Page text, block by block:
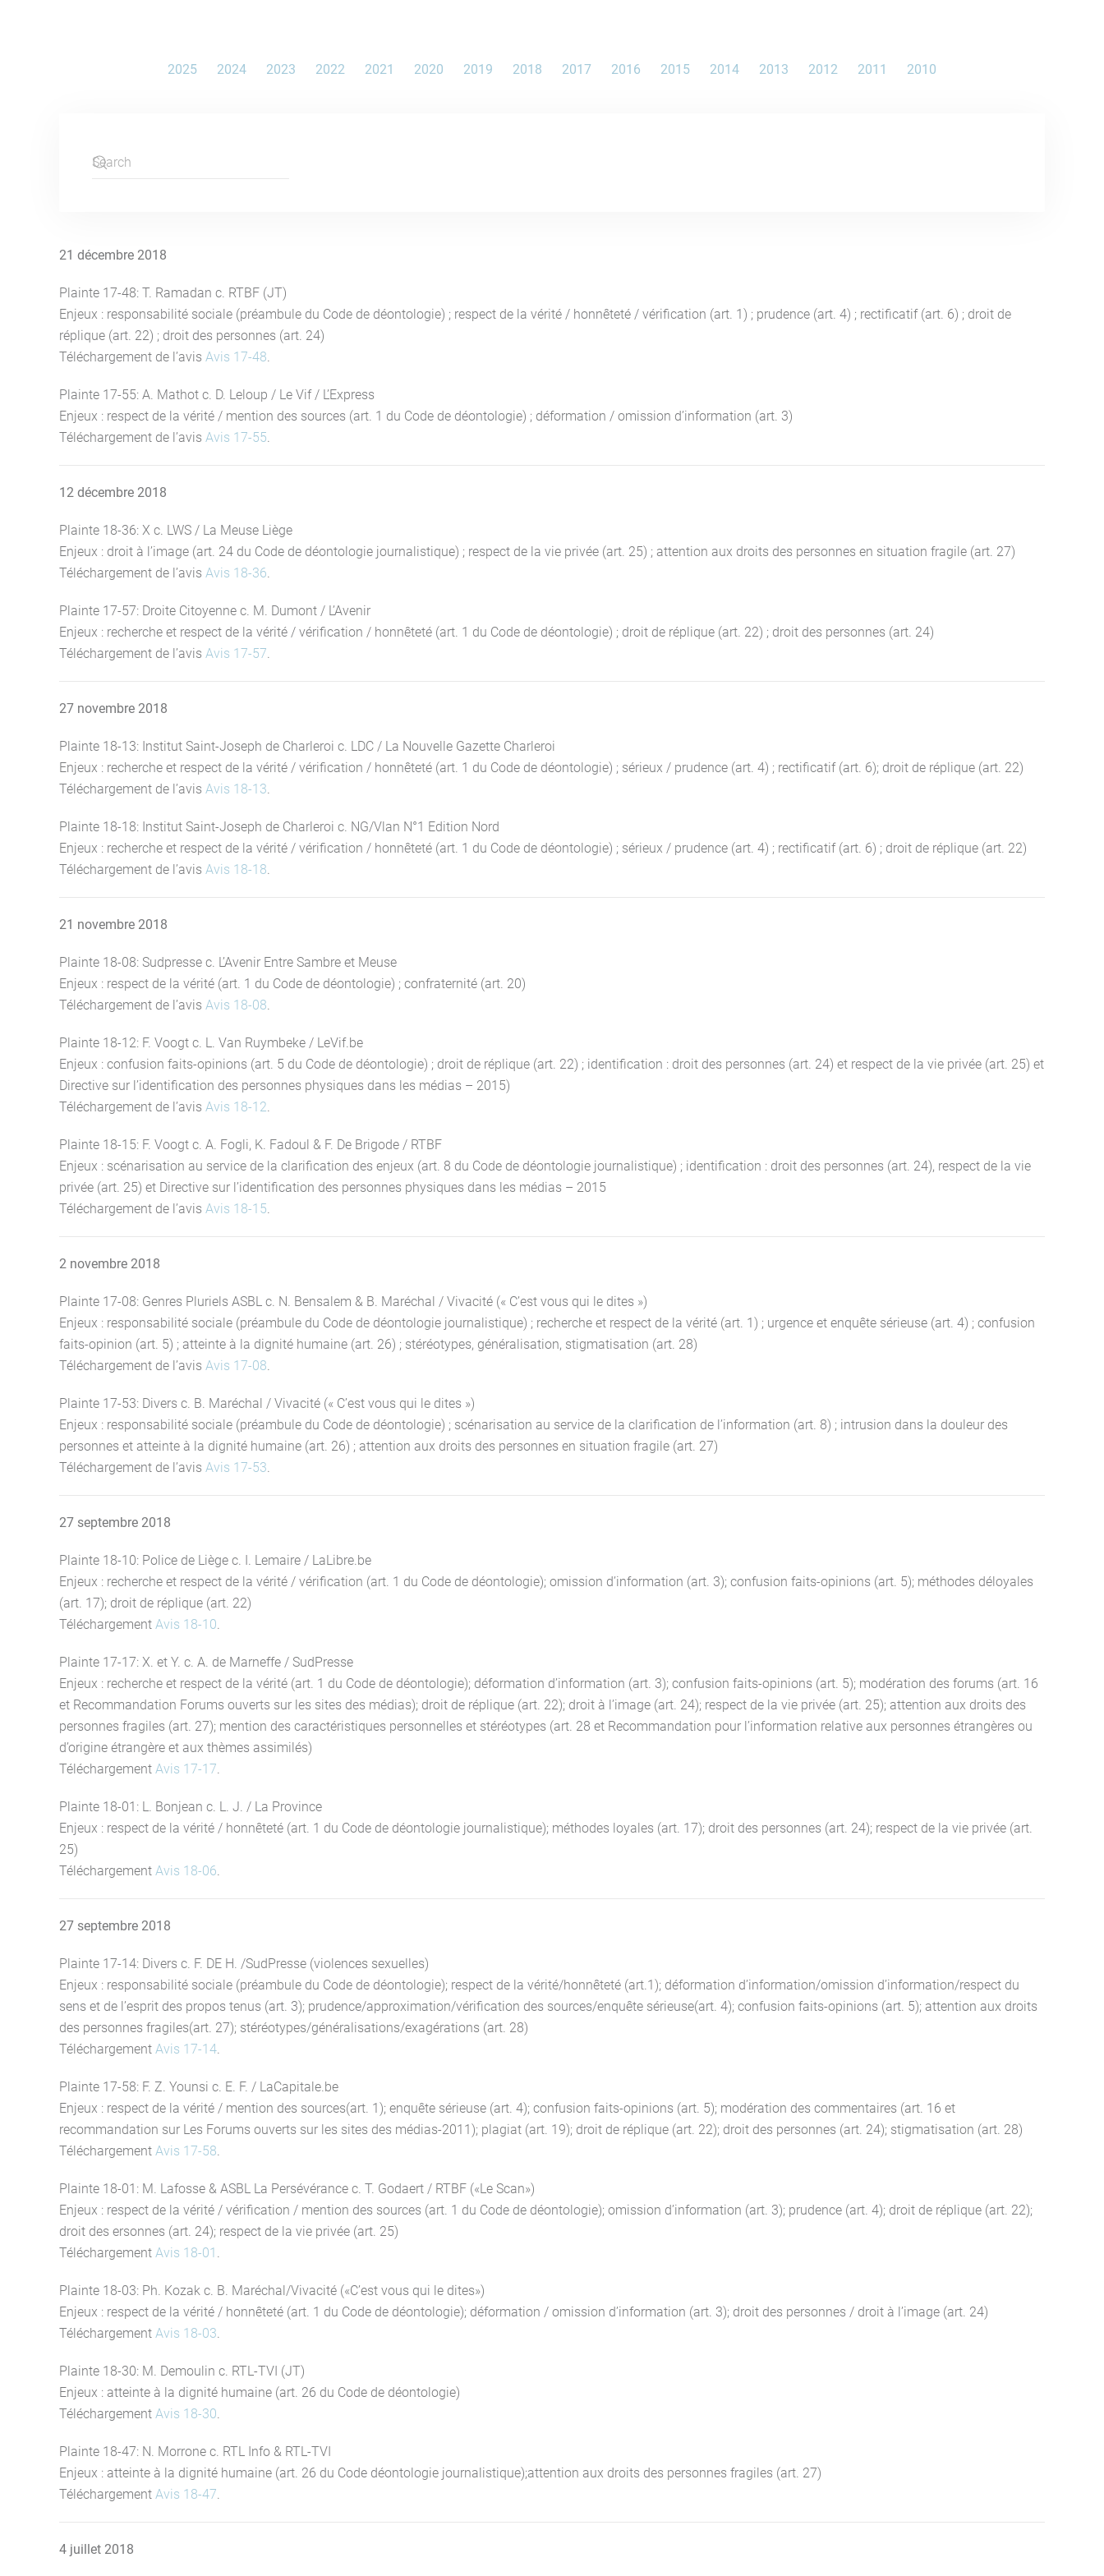
2025 2024 2023 2022 2021 2020 2019 2018 2017 2016 2015 2014 2013 2012 2011 2010
21 décembre 2018
Plainte 17-48: T. Ramadan c. RTBF (JT)
Enjeux : responsabilité sociale (préambule du Code de déontologie) ; respect de la vérité / honnêteté / vérification (art. 1) ; prudence (art. 4) ; rectificatif (art. 6) ; droit de
réplique (art. 22) ; droit des personnes (art. 24)
Téléchargement de l’avis Avis 17-48.
Plainte 17-55: A. Mathot c. D. Leloup / Le Vif / L’Express
Enjeux : respect de la vérité / mention des sources (art. 1 du Code de déontologie) ; déformation / omission d’information (art. 3)
Téléchargement de l’avis Avis 17-55.
12 décembre 2018
Plainte 18-36: X c. LWS / La Meuse Liège
Enjeux : droit à l’image (art. 24 du Code de déontologie journalistique) ; respect de la vie privée (art. 25) ; attention aux droits des personnes en situation fragile (art. 27)
Téléchargement de l’avis Avis 18-36.
Plainte 17-57: Droite Citoyenne c. M. Dumont / L’Avenir
Enjeux : recherche et respect de la vérité / vérification / honnêteté (art. 1 du Code de déontologie) ; droit de réplique (art. 22) ; droit des personnes (art. 24)
Téléchargement de l’avis Avis 17-57.
27 novembre 2018
Plainte 18-13: Institut Saint-Joseph de Charleroi c. LDC / La Nouvelle Gazette Charleroi
Enjeux : recherche et respect de la vérité / vérification / honnêteté (art. 1 du Code de déontologie) ; sérieux / prudence (art. 4) ; rectificatif (art. 6); droit de réplique (art. 22)
Téléchargement de l’avis Avis 18-13.
Plainte 18-18: Institut Saint-Joseph de Charleroi c. NG/Vlan N°1 Edition Nord
Enjeux : recherche et respect de la vérité / vérification / honnêteté (art. 1 du Code de déontologie) ; sérieux / prudence (art. 4) ; rectificatif (art. 6) ; droit de réplique (art. 22)
Téléchargement de l’avis Avis 18-18.
21 novembre 2018
Plainte 18-08: Sudpresse c. L’Avenir Entre Sambre et Meuse
Enjeux : respect de la vérité (art. 1 du Code de déontologie) ; confraternité (art. 20)
Téléchargement de l’avis Avis 18-08.
Plainte 18-12: F. Voogt c. L. Van Ruymbeke / LeVif.be
Enjeux : confusion faits-opinions (art. 5 du Code de déontologie) ; droit de réplique (art. 22) ; identification : droit des personnes (art. 24) et respect de la vie privée (art. 25) et
Directive sur l’identification des personnes physiques dans les médias – 2015)
Téléchargement de l’avis Avis 18-12.
Plainte 18-15: F. Voogt c. A. Fogli, K. Fadoul & F. De Brigode / RTBF
Enjeux : scénarisation au service de la clarification des enjeux (art. 8 du Code de déontologie journalistique) ; identification : droit des personnes (art. 24), respect de la vie
privée (art. 25) et Directive sur l’identification des personnes physiques dans les médias – 2015
Téléchargement de l’avis Avis 18-15.
2 novembre 2018
Plainte 17-08: Genres Pluriels ASBL c. N. Bensalem & B. Maréchal / Vivacité (« C’est vous qui le dites »)
Enjeux : responsabilité sociale (préambule du Code de déontologie journalistique) ; recherche et respect de la vérité (art. 1) ; urgence et enquête sérieuse (art. 4) ; confusion
faits-opinion (art. 5) ; atteinte à la dignité humaine (art. 26) ; stéréotypes, généralisation, stigmatisation (art. 28)
Téléchargement de l’avis Avis 17-08.
Plainte 17-53: Divers c. B. Maréchal / Vivacité (« C’est vous qui le dites »)
Enjeux : responsabilité sociale (préambule du Code de déontologie) ; scénarisation au service de la clarification de l’information (art. 8) ; intrusion dans la douleur des
personnes et atteinte à la dignité humaine (art. 26) ; attention aux droits des personnes en situation fragile (art. 27)
Téléchargement de l’avis Avis 17-53.
27 septembre 2018
Plainte 18-10: Police de Liège c. I. Lemaire / LaLibre.be
Enjeux : recherche et respect de la vérité / vérification (art. 1 du Code de déontologie); omission d’information (art. 3); confusion faits-opinions (art. 5); méthodes déloyales
(art. 17); droit de réplique (art. 22)
Téléchargement Avis 18-10.
Plainte 17-17: X. et Y. c. A. de Marneffe / SudPresse
Enjeux : recherche et respect de la vérité (art. 1 du Code de déontologie); déformation d’information (art. 3); confusion faits-opinions (art. 5); modération des forums (art. 16
et Recommandation Forums ouverts sur les sites des médias); droit de réplique (art. 22); droit à l’image (art. 24); respect de la vie privée (art. 25); attention aux droits des
personnes fragiles (art. 27); mention des caractéristiques personnelles et stéréotypes (art. 28 et Recommandation pour l’information relative aux personnes étrangères ou
d’origine étrangère et aux thèmes assimilés)
Téléchargement Avis 17-17.
Plainte 18-01: L. Bonjean c. L. J. / La Province
Enjeux : respect de la vérité / honnêteté (art. 1 du Code de déontologie journalistique); méthodes loyales (art. 17); droit des personnes (art. 24); respect de la vie privée (art.
25)
Téléchargement Avis 18-06.
27 septembre 2018
Plainte 17-14: Divers c. F. DE H. /SudPresse (violences sexuelles)
Enjeux : responsabilité sociale (préambule du Code de déontologie); respect de la vérité/honnêteté (art.1); déformation d’information/omission d’information/respect du
sens et de l’esprit des propos tenus (art. 3); prudence/approximation/vérification des sources/enquête sérieuse(art. 4); confusion faits-opinions (art. 5); attention aux droits
des personnes fragiles(art. 27); stéréotypes/généralisations/exagérations (art. 28)
Téléchargement Avis 17-14.
Plainte 17-58: F. Z. Younsi c. E. F. / LaCapitale.be
Enjeux : respect de la vérité / mention des sources(art. 1); enquête sérieuse (art. 4); confusion faits-opinions (art. 5); modération des commentaires (art. 16 et
recommandation sur Les Forums ouverts sur les sites des médias-2011); plagiat (art. 19); droit de réplique (art. 22); droit des personnes (art. 24); stigmatisation (art. 28)
Téléchargement Avis 17-58.
Plainte 18-01: M. Lafosse & ASBL La Persévérance c. T. Godaert / RTBF («Le Scan»)
Enjeux : respect de la vérité / vérification / mention des sources (art. 1 du Code de déontologie); omission d’information (art. 3); prudence (art. 4); droit de réplique (art. 22);
droit des ersonnes (art. 24); respect de la vie privée (art. 25)
Téléchargement Avis 18-01 .
Plainte 18-03: Ph. Kozak c. B. Maréchal/Vivacité («C’est vous qui le dites»)
Enjeux : respect de la vérité / honnêteté (art. 1 du Code de déontologie); déformation / omission d’information (art. 3); droit des personnes / droit à l’image (art. 24)
Téléchargement Avis 18-03.
Plainte 18-30: M. Demoulin c. RTL-TVI (JT)
Enjeux : atteinte à la dignité humaine (art. 26 du Code de déontologie)
Téléchargement Avis 18-30.
Plainte 18-47: N. Morrone c. RTL Info & RTL-TVI
Enjeux : atteinte à la dignité humaine (art. 26 du Code déontologie journalistique);attention aux droits des personnes fragiles (art. 27)
Téléchargement Avis 18-47.
4 juillet 2018